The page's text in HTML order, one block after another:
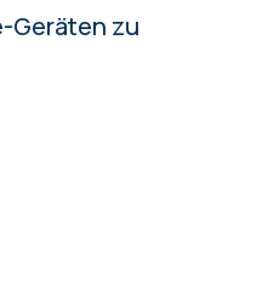
Geräten zu